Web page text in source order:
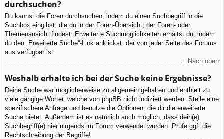
durchsuchen?
Du kannst die Foren durchsuchen, indem du einen Suchbegriff in die
Suchbox eingibst, die du in der Foren-Übersicht, der Foren- oder
Themenansicht findest. Erweiterte Suchmöglichkeiten erhältst du, indem
du den „Erweiterte Suche“-Link anklickst, der von jeder Seite des Forums
aus verfügbar ist.
Nach oben
Weshalb erhalte ich bei der Suche keine Ergebnisse?
Deine Suche war möglicherweise zu allgemein gehalten und enthielt zu
viele gängige Wörter, welche von phpBB nicht indiziert werden. Stelle eine
spezifischere Anfrage und benutze die Optionen, die dir die erweiterte
Suche bietet. Außerdem ist es natürlich auch möglich, dass dein(e)
Suchbegriff(e) hier nirgends im Forum verwendet wurden. Prüfe ggf. die
Rechtschreibung der Begriffe!